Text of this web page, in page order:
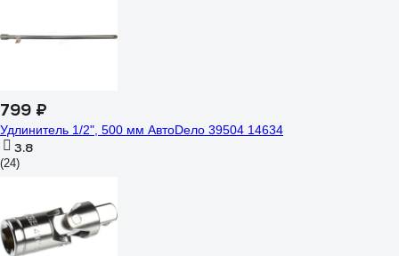
799 ₽
Удлинитель 1/2", 500 мм АвтоDело 39504 14634
3.8
(24)